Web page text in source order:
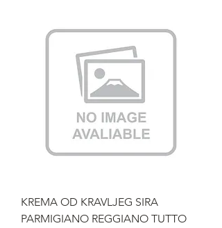
KREMA OD KRAVLJEG SIRA
PARMIGIANO REGGIANO TUTTO